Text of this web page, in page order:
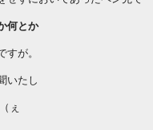
何とか
すが。
いたし
ぇ